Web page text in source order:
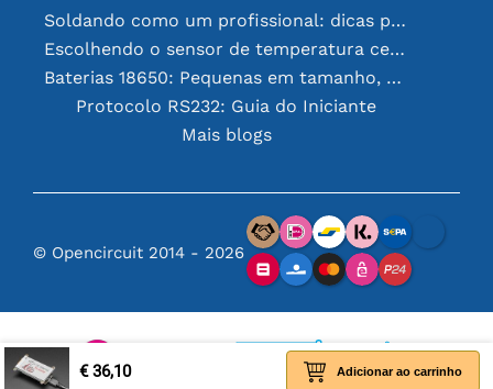
€ 36,10 Adicionar ao carrinho
Soldando como um profissional: dicas para conexões eletrônicas perfeitas
Escolhendo o sensor de temperatura certo [youtube]
Baterias 18650: Pequenas em tamanho, grandes em desempenho
Protocolo RS232: Guia do Iniciante
Mais blogs
© Opencircuit 2014 - 2026